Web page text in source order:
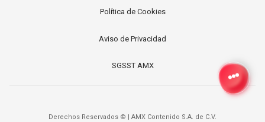
Política de Cookies
Aviso de Privacidad
SGSST AMX
Derechos Reservados © | AMX Contenido S.A. de C.V.